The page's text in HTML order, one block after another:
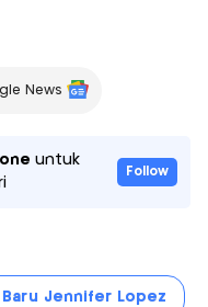
News
untuk
Follow
Jennifer Lopez